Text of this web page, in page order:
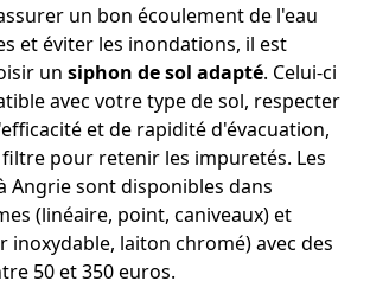
un bon écoulement de l'eau
et éviter les inondations, il est
un siphon de sol adapté. Celui-ci
avec votre type de sol, respecter
et de rapidité d'évacuation,
pour retenir les impuretés. Les
Angrie sont disponibles dans
(linéaire, point, caniveaux) et
inoxydable, laiton chromé) avec des
50 et 350 euros.